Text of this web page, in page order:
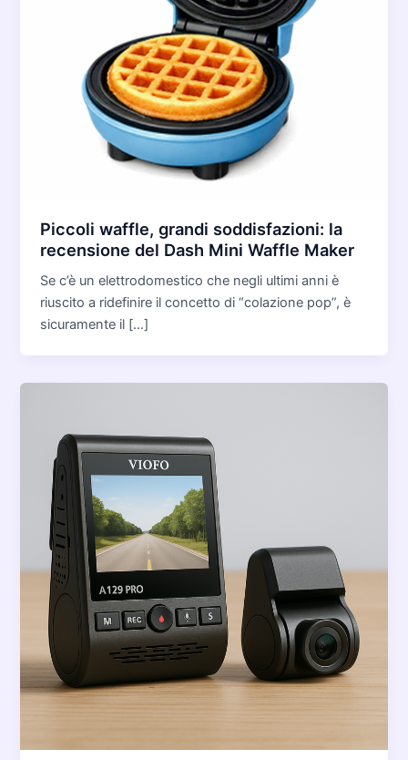
Piccoli waffle, grandi soddisfazioni: la
recensione del Dash Mini Waffle Maker
Se c’è un elettrodomestico che negli ultimi anni è
riuscito a ridefinire il concetto di “colazione pop”, è
sicuramente il […]